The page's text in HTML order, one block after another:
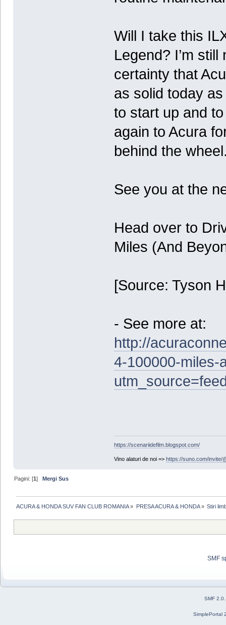
Will I take this
Legend? I’m
certainty that
as solid today
to start up and
again to Acura
behind the
See you at the
Head over to
Miles (And
[Source: Tyson
- See more at:
http://
4-100000-miles-
https://scenariidefilm.blogspot.com/
Vino alaturi de noi => https://suno.com/invite/
Pagini: [1] Mergi Sus
ACURA & HONDA SUV FAN CLUB ROMANIA» PRESA ACURA & HONDA» Stiri
SMF
SMF
SimplePortal